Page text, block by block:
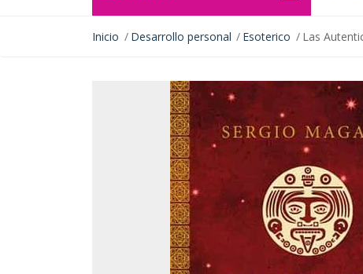
Inicio Desarrollo personal Esoterico Las